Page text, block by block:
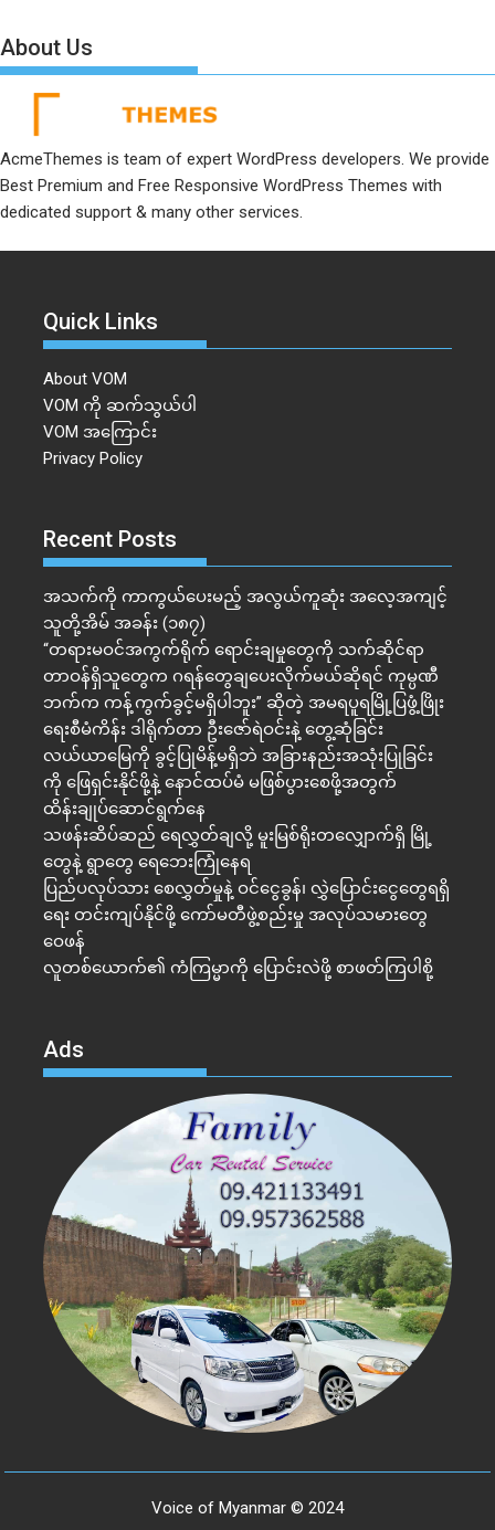
About Us
AcmeThemes is team of expert WordPress developers. We provide
Best Premium and Free Responsive WordPress Themes with
dedicated support & many other services.
Quick Links
About VOM
VOM ကို ဆက်သွယ်ပါ
VOM အကြောင်း
Privacy Policy
Recent Posts
အသက်ကို ကာကွယ်ပေးမည့် အလွယ်ကူဆုံး အလေ့အကျင့်
သူတို့အိမ် အခန်း (၁၈၇)
“တရားမဝင်အကွက်ရိုက် ရောင်းချမှုတွေကို သက်ဆိုင်ရာ
တာဝန်ရှိသူတွေက ဂရန်တွေချပေးလိုက်မယ်ဆိုရင် ကုမ္ပဏီ
ဘက်က ကန့်ကွက်ခွင့်မရှိပါဘူး” ဆိုတဲ့ အမရပူရမြို့ပြဖွံ့ဖြိုး
ရေးစီမံကိန်း ဒါရိုက်တာ ဦးဇော်ရဲဝင်းနဲ့ တွေ့ဆုံခြင်း
လယ်ယာမြေကို ခွင့်ပြုမိန့်မရှိဘဲ အခြားနည်းအသုံးပြုခြင်း
ကို ဖြေရှင်းနိုင်ဖို့နဲ့ နောင်ထပ်မံ မဖြစ်ပွားစေဖို့အတွက်
ထိန်းချုပ်ဆောင်ရွက်နေ
သဖန်းဆိပ်ဆည် ရေလွှတ်ချလို့ မူးမြစ်ရိုးတလျှောက်ရှိ မြို့
တွေနဲ့ ရွာတွေ ရေဘေးကြုံနေရ
ပြည်ပလုပ်သား စေလွှတ်မှုနဲ့ ဝင်ငွေခွန်၊ လွှဲပြောင်းငွေတွေရရှိ
ရေး တင်းကျပ်နိုင်ဖို့ ကော်မတီဖွဲ့စည်းမှု အလုပ်သမားတွေ
ဝေဖန်
လူတစ်ယောက်၏ ကံကြမ္မာကို ပြောင်းလဲဖို့ စာဖတ်ကြပါစို့
Ads
Voice of Myanmar © 2024